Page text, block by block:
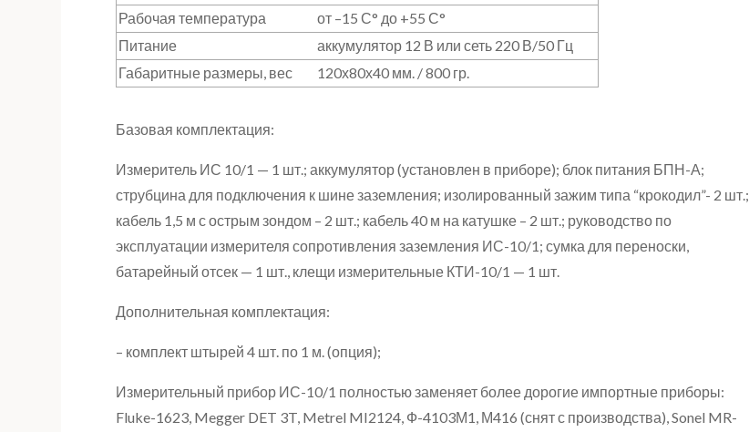
Рабочая температура
от –15 С° до +55 С°
Питание
аккумулятор 12 В или сеть 220 В/50 Гц
Габаритные размеры, вес
120х80х40 мм. / 800 гр.
Базовая комплектация:
Измеритель ИС 10/1 — 1 шт.; аккумулятор (установлен в приборе); блок питания БПН-А;
струбцина для подключения к шине заземления; изолированный зажим типа “крокодил”- 2 шт.;
кабель 1,5 м с острым зондом – 2 шт.; кабель 40 м на катушке – 2 шт.; руководство по
эксплуатации измерителя сопротивления заземления ИС-10/1; сумка для переноски,
батарейный отсек — 1 шт., клещи измерительные КТИ-10/1 — 1 шт.
Дополнительная комплектация:
– комплект штырей 4 шт. по 1 м. (опция);
Измерительный прибор ИС-10/1 полностью заменяет более дорогие импортные приборы:
Fluke-1623, Megger DET 3T, Metrel MI2124, Ф-4103М1, М416 (снят с производства), Sonel MR-